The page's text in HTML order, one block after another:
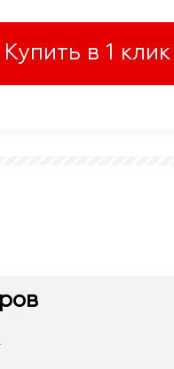
Купить в 1 клик